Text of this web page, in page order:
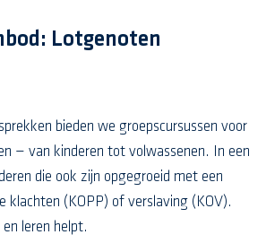
Lotgenoten
bieden we groepscursussen voor
— van kinderen tot volwassenen. In een
die ook zijn opgegroeid met een
klachten (KOPP) of verslaving (KOV).
leren helpt.